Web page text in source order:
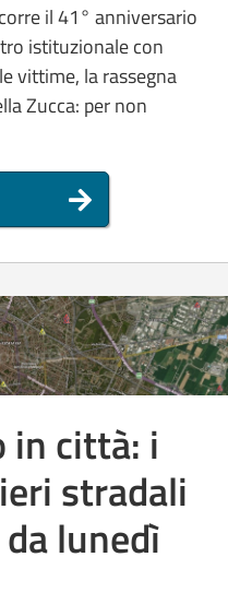
il 41° anniversario
istituzionale con
vittime, la rassegna
Zucca: per non
in città: i
stradali
lunedì